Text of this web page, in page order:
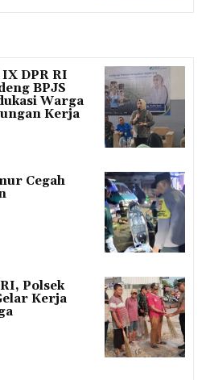
DPR RI
BPJS
Warga
Kerja
Cegah
Polsek
Kerja